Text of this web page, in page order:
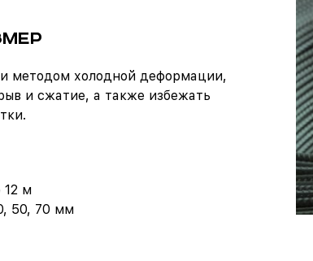
методом холодной деформации,
и сжатие, а также избежать
12 м
50, 70 мм